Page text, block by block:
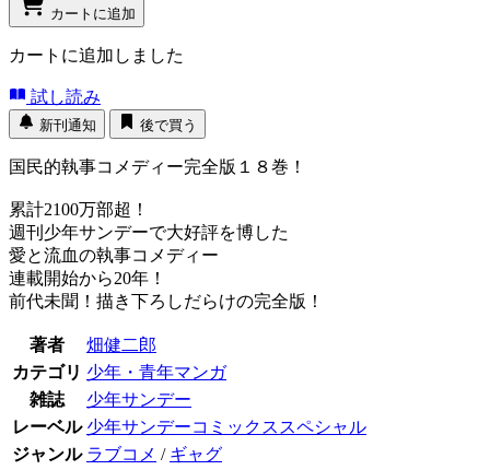
カートに追加
カートに追加しました
試し読み
新刊通知 後で買う
国民的執事コメディー完全版１８巻！
累計2100万部超！
週刊少年サンデーで大好評を博した
愛と流血の執事コメディー
連載開始から20年！
前代未聞！描き下ろしだらけの完全版！
著者
畑健二郎
カテゴリ 少年・青年マンガ
雑誌
少年サンデー
レーベル 少年サンデーコミックススペシャル
ジャンル ラブコメ / ギャグ